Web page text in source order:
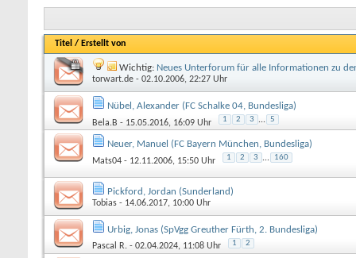
Titel / Erstellt von
Wichtig: Neues Unterforum für alle Informationen zu
torwart.de - 02.10.2006, 22:27 Uhr
Nübel, Alexander (FC Schalke 04, Bundesliga)
Bela.B - 15.05.2016, 16:09 Uhr 1 2 3 ... 5
Neuer, Manuel (FC Bayern München, Bundesliga)
Mats04 - 12.11.2006, 15:50 Uhr 1 2 3 ... 160
Pickford, Jordan (Sunderland)
Tobias - 14.06.2017, 10:00 Uhr
Urbig, Jonas (SpVgg Greuther Fürth, 2. Bundesliga)
Pascal R. - 02.04.2024, 11:08 Uhr 1 2